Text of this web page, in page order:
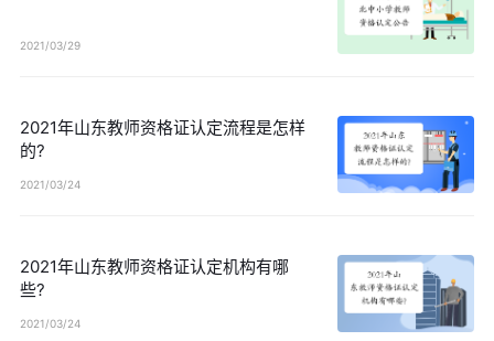
2021/03/29
2021年山东教师资格证认定流程是怎样
的?
2021/03/24
2021年山东教师资格证认定机构有哪
些?
2021/03/24